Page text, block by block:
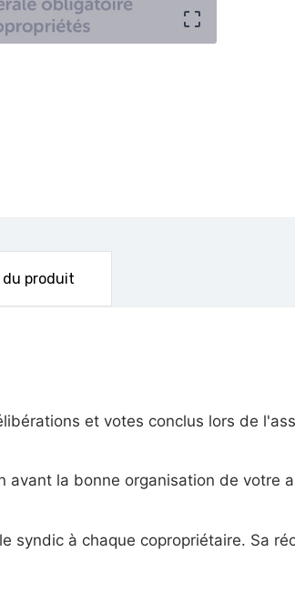

du produit
et votes conclus lors de
avant la bonne organisation de votre
syndic à chaque copropriétaire. Sa